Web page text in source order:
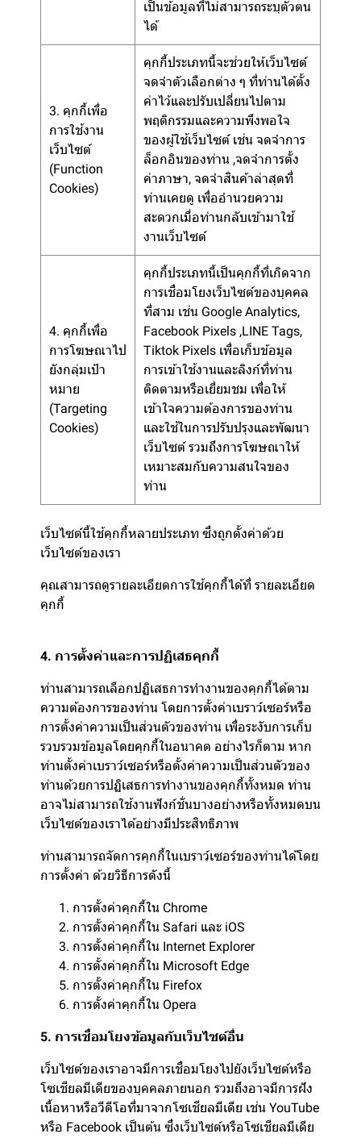
เป็นข้อมูลที่ไม่สามารถระบุตัวตน
ได้
3. คุกกี้เพื่อ
การใช้งาน
เว็บไซต์
(Function
Cookies)
คุกกี้ประเภทนี้จะช่วยให้เว็บไซต์
จดจำตัวเลือกต่าง ๆ ที่ท่านได้ตั้ง
ค่าไว้และปรับเปลี่ยนไปตาม
พฤติกรรมและความพึงพอใจ
ของผู้ใช้เว็บไซต์ เช่น จดจำการ
ล็อกอินของท่าน ,จดจำการตั้ง
ค่าภาษา, จดจำสินค้าล่าสุดที่
ท่านเคยดู เพื่ออำนวยความ
สะดวกเมื่อท่านกลับเข้ามาใช้
งานเว็บไซต์
4. คุกกี้เพื่อ
การโฆษณาไป
ยังกลุ่มเป้า
หมาย
(Targeting
Cookies)
คุกกี้ประเภทนี้เป็นคุกกี้ที่เกิดจาก
การเชื่อมโยงเว็บไซต์ของบุคคล
ที่สาม เช่น Google Analytics,
Facebook Pixels ,LINE Tags,
Tiktok Pixels เพื่อเก็บข้อมูล
การเข้าใช้งานและลิงก์ที่ท่าน
ติดตามหรือเยี่ยมชม เพื่อให้
เข้าใจความต้องการของท่าน
และใช้ในการปรับปรุงและพัฒนา
เว็บไซต์ รวมถึงการโฆษณาให้
เหมาะสมกับความสนใจของ
ท่าน
เว็บไซต์นี้ใช้คุกกี้หลายประเภท ซึ่งถูกตั้งค่าด้วย
เว็บไซต์ของเรา
คุณสามารถดูรายละเอียดการใช้คุกกี้ได้ที่ รายละเอียด
คุกกี้
4. การตั้งค่าและการปฏิเสธคุกกี้
ท่านสามารถเลือกปฏิเสธการทำงานของคุกกี้ได้ตาม
ความต้องการของท่าน โดยการตั้งค่าเบราว์เซอร์หรือ
การตั้งค่าความเป็นส่วนตัวของท่าน เพื่อระงับการเก็บ
รวบรวมข้อมูลโดยคุกกี้ในอนาคต อย่างไรก็ตาม หาก
ท่านตั้งค่าเบราว์เซอร์หรือตั้งค่าความเป็นส่วนตัวของ
ท่านด้วยการปฏิเสธการทำงานของคุกกี้ทั้งหมด ท่าน
อาจไม่สามารถใช้งานฟังก์ชั่นบางอย่างหรือทั้งหมดบน
เว็บไซต์ของเราได้อย่างมีประสิทธิภาพ
ท่านสามารถจัดการคุกกี้ในเบราว์เซอร์ของท่านได้โดย
การตั้งค่า ด้วยวิธีการดังนี้
การตั้งค่าคุกกี้ใน Chrome
การตั้งค่าคุกกี้ใน Safari และ iOS
การตั้งค่าคุกกี้ใน Internet Explorer
การตั้งค่าคุกกี้ใน Microsoft Edge
การตั้งค่าคุกกี้ใน Firefox
การตั้งค่าคุกกี้ใน Opera
5. การเชื่อมโยงข้อมูลกับเว็บไซต์อื่น
เว็บไซต์ของเราอาจมีการเชื่อมโยงไปยังเว็บไซต์หรือ
โซเชียลมีเดียของบุคคลภายนอก รวมถึงอาจมีการฝัง
เนื้อหาหรือวีดีโอที่มาจากโซเชียลมีเดีย เช่น YouTube
หรือ Facebook เป็นต้น ซึ่งเว็บไซต์หรือโซเชียลมีเดีย